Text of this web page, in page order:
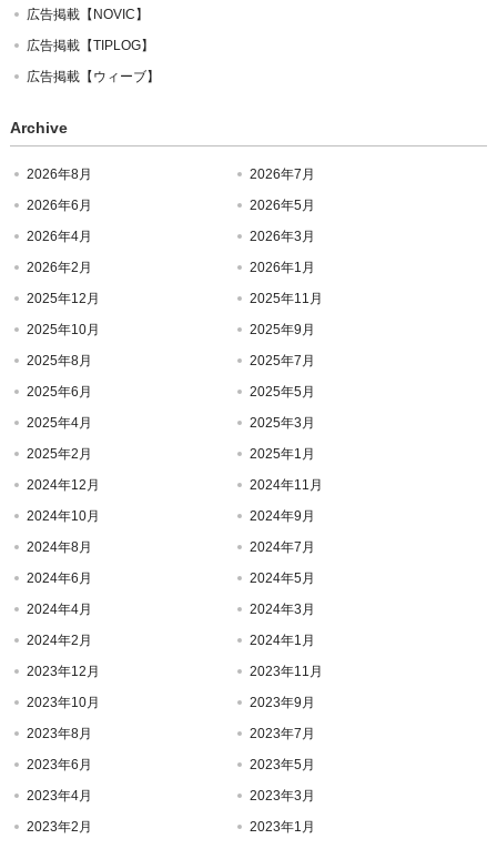
広告掲載【NOVIC】
広告掲載【TIPLOG】
広告掲載【ウィーブ】
Archive
2026年8月
2026年7月
2026年6月
2026年5月
2026年4月
2026年3月
2026年2月
2026年1月
2025年12月
2025年11月
2025年10月
2025年9月
2025年8月
2025年7月
2025年6月
2025年5月
2025年4月
2025年3月
2025年2月
2025年1月
2024年12月
2024年11月
2024年10月
2024年9月
2024年8月
2024年7月
2024年6月
2024年5月
2024年4月
2024年3月
2024年2月
2024年1月
2023年12月
2023年11月
2023年10月
2023年9月
2023年8月
2023年7月
2023年6月
2023年5月
2023年4月
2023年3月
2023年2月
2023年1月